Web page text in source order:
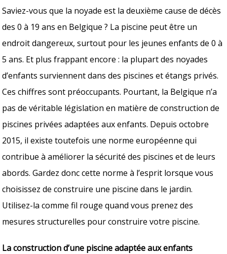
Saviez-vous que la noyade est la deuxième cause de décès
des 0 à 19 ans en Belgique ? La piscine peut être un
endroit dangereux, surtout pour les jeunes enfants de 0 à
5 ans. Et plus frappant encore : la plupart des noyades
d’enfants surviennent dans des piscines et étangs privés.
Ces chiffres sont préoccupants. Pourtant, la Belgique n’a
pas de véritable législation en matière de construction de
piscines privées adaptées aux enfants. Depuis octobre
2015, il existe toutefois une norme européenne qui
contribue à améliorer la sécurité des piscines et de leurs
abords. Gardez donc cette norme à l’esprit lorsque vous
choisissez de construire une piscine dans le jardin.
Utilisez-la comme fil rouge quand vous prenez des
mesures structurelles pour construire votre piscine.
La construction d’une piscine adaptée aux enfants